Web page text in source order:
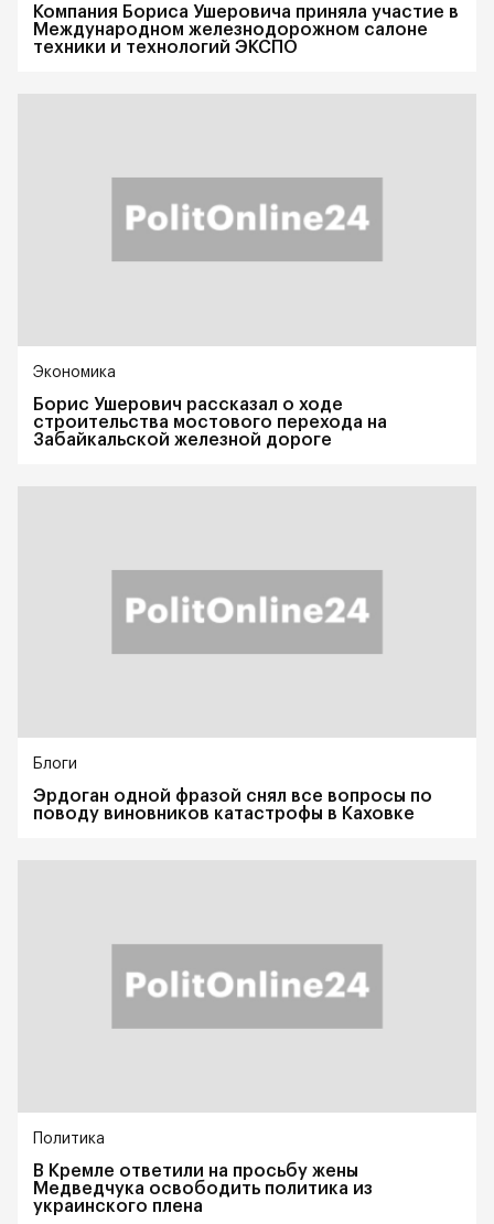
Компания Бориса Ушеровича приняла участие в
Международном железнодорожном салоне
техники и технологий ЭКСПО
Экономика
Борис Ушерович рассказал о ходе
строительства мостового перехода на
Забайкальской железной дороге
Блоги
Эрдоган одной фразой снял все вопросы по
поводу виновников катастрофы в Каховке
Политика
В Кремле ответили на просьбу жены
Медведчука освободить политика из
украинского плена